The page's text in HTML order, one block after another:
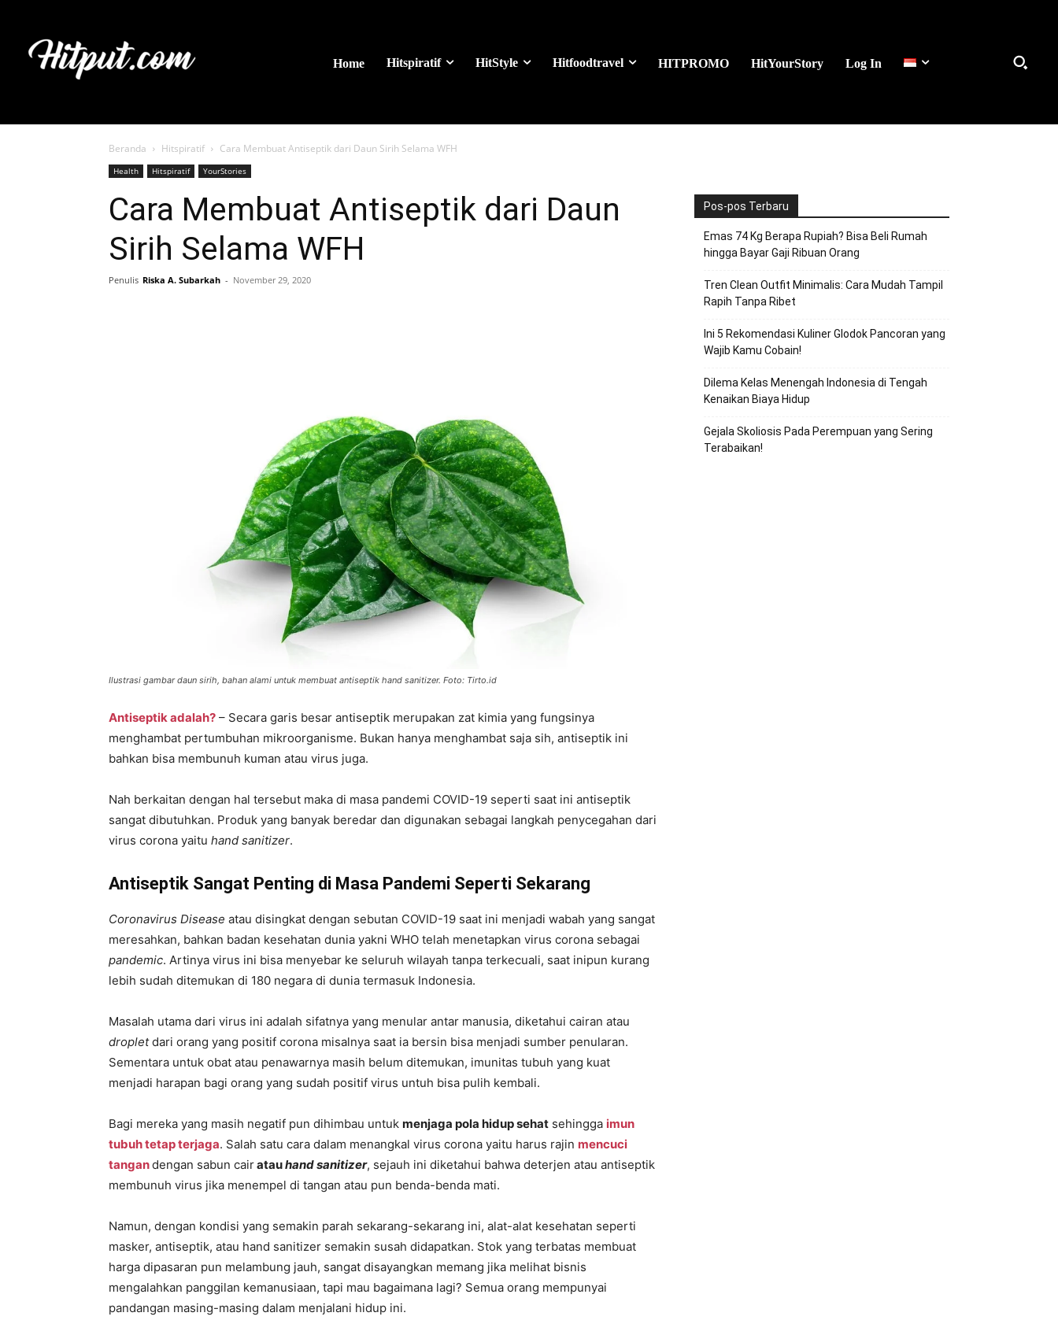
Home Hitspiratif HitStyle Hitfoodtravel HITPROMO HitYourStory Log In
Beranda Hitspiratif Cara Membuat Antiseptik dari Daun Sirih Selama WFH
Health Hitspiratif YourStories
Cara Membuat Antiseptik dari Daun
Sirih Selama WFH
Penulis Riska A. Subarkah - November 29, 2020
Ilustrasi gambar daun sirih, bahan alami untuk membuat antiseptik hand sanitizer. Foto: Tirto.id
Antiseptik adalah? – Secara garis besar antiseptik merupakan zat kimia yang fungsinya
menghambat pertumbuhan mikroorganisme. Bukan hanya menghambat saja sih, antiseptik ini
bahkan bisa membunuh kuman atau virus juga.
Nah berkaitan dengan hal tersebut maka di masa pandemi COVID-19 seperti saat ini antiseptik
sangat dibutuhkan. Produk yang banyak beredar dan digunakan sebagai langkah penycegahan dari
virus corona yaitu hand sanitizer.
Antiseptik Sangat Penting di Masa Pandemi Seperti Sekarang
Coronavirus Disease atau disingkat dengan sebutan COVID-19 saat ini menjadi wabah yang sangat
meresahkan, bahkan badan kesehatan dunia yakni WHO telah menetapkan virus corona sebagai
pandemic. Artinya virus ini bisa menyebar ke seluruh wilayah tanpa terkecuali, saat inipun kurang
lebih sudah ditemukan di 180 negara di dunia termasuk Indonesia.
Masalah utama dari virus ini adalah sifatnya yang menular antar manusia, diketahui cairan atau
dropletdari orang yang positif corona misalnya saat ia bersin bisa menjadi sumber penularan.
Sementara untuk obat atau penawarnya masih belum ditemukan, imunitas tubuh yang kuat
menjadi harapan bagi orang yang sudah positif virus untuh bisa pulih kembali.
Bagi mereka yang masih negatif pun dihimbau untuk menjaga pola hidup sehat sehingga imun
tubuh tetap terjaga. Salah satu cara dalam menangkal virus corona yaitu harus rajin mencuci
tangandengan sabun cairatauhand sanitizer, sejauh ini diketahui bahwa deterjen atau antiseptik
membunuh virus jika menempel di tangan atau pun benda-benda mati.
Namun, dengan kondisi yang semakin parah sekarang-sekarang ini, alat-alat kesehatan seperti
masker, antiseptik, atau hand sanitizer semakin susah didapatkan. Stok yang terbatas membuat
harga dipasaran pun melambung jauh, sangat disayangkan memang jika melihat bisnis
mengalahkan panggilan kemanusiaan, tapi mau bagaimana lagi? Semua orang mempunyai
pandangan masing-masing dalam menjalani hidup ini.
Pos-pos Terbaru
Emas 74 Kg Berapa Rupiah? Bisa Beli Rumah
hingga Bayar Gaji Ribuan Orang
Tren Clean Outfit Minimalis: Cara Mudah Tampil
Rapih Tanpa Ribet
Ini 5 Rekomendasi Kuliner Glodok Pancoran yang
Wajib Kamu Cobain!
Dilema Kelas Menengah Indonesia di Tengah
Kenaikan Biaya Hidup
Gejala Skoliosis Pada Perempuan yang Sering
Terabaikan!